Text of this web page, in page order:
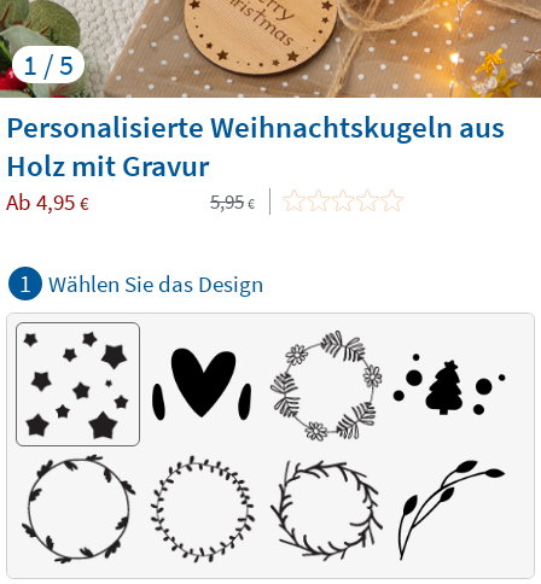
1 / 5
Personalisierte Weihnachtskugeln aus
Holz mit Gravur
Ab 4,95 € 5,95 €
1 Wählen Sie das Design